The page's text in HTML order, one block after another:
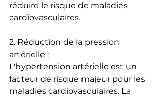
réduire le risque de maladies
cardiovasculaires.
2. Réduction de la pression
artérielle :
L'hypertension artérielle est un
facteur de risque majeur pour les
maladies cardiovasculaires. La